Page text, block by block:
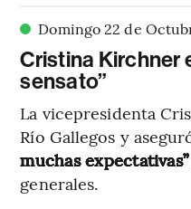
Domingo 22 de
Cristina Kirchner
sensato”
La vicepresidenta
Río Gallegos y
muchas
generales.